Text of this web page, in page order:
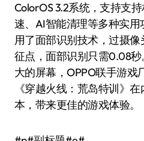
ColorOS 3.2系统，支持支
速、AI智能清理等多种实用
用了面部识别技术，过摄像
征点，面部识别只需0.08秒
大的屏幕，OPPO联手游戏
《穿越火线：荒岛特训》
本，带来更佳的游戏体验。